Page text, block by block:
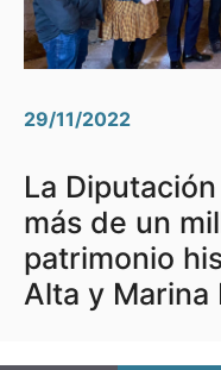
29/11/2022
La
más de un
patrimonio
Alta y Marina